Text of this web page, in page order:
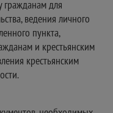
гражданам для
ведения личного
пункта,
и крестьянским
крестьянским